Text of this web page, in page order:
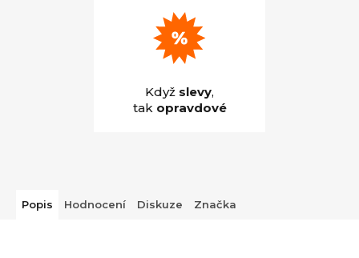
Když slevy,
tak opravdové
Popis Hodnocení Diskuze Značka